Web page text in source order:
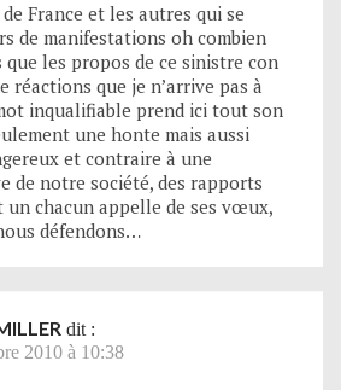
France et les autres qui se
de manifestations oh combien
que les propos de ce sinistre con
réactions que je n’arrive pas à
inqualifiable prend ici tout son
une honte mais aussi
et contraire à une
de notre société, des rapports
un chacun appelle de ses vœux,
défendons…
dit :
2010 à 10:38